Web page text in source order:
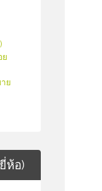
ย
ย
ห้อ)